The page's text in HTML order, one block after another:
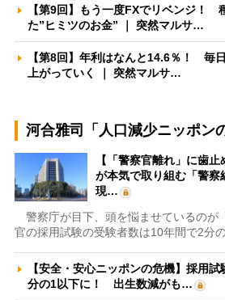
【第9回】もう一度FXでリベンジ！
た”ヒミツのお金” ｜ 突然マルサ…
【第8回】年利はなんと14.6％！ 毎
上がっていく ｜ 突然マルサ…
河合雅司「人口減少ニッポン
【「警察官離れ」に歯
が本気で取り組む「警
現…
警察庁が目下、頭を悩ませているのが
官の採用試験の受験者数は10年間で2分
【安全・安心ニッポンの危機】採用
分の1以下に！ 出生数減がも…